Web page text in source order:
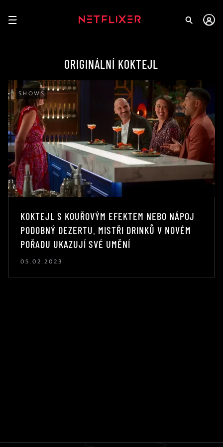
ORIGINÁLNÍ KOKTEJL
SHOWS
KOKTEJL S KOUŘOVÝM EFEKTEM NEBO NÁPOJ
PODOBNÝ DEZERTU. MISTŘI DRINKŮ V NOVÉM
POŘADU UKAZUJÍ SVÉ UMĚNÍ
05.02.2023